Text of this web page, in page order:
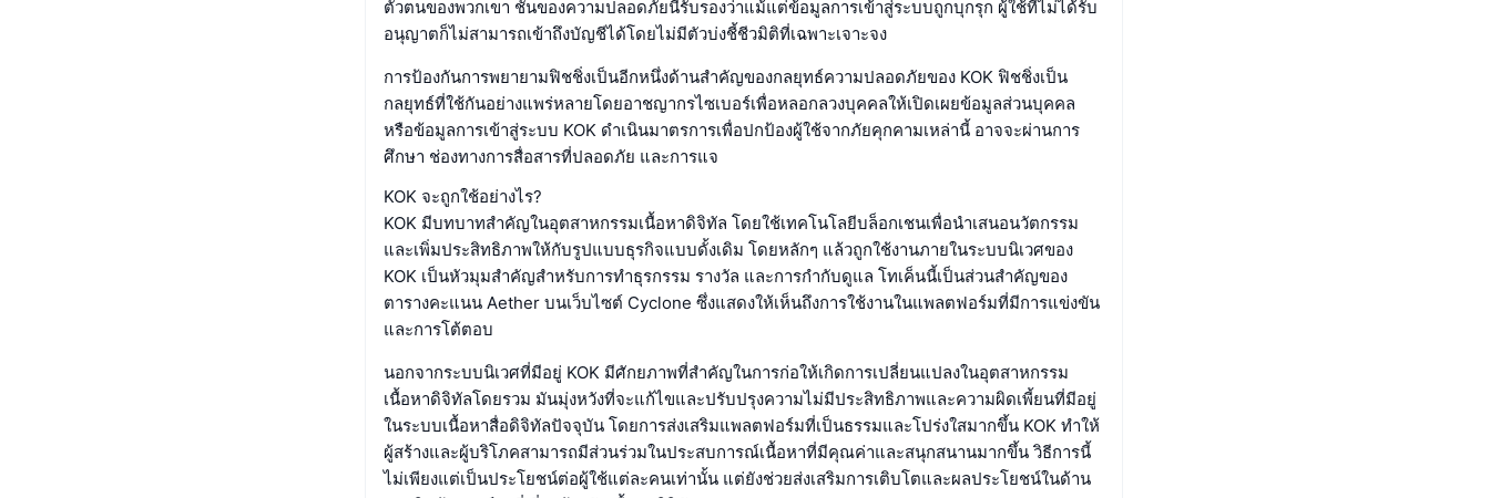
ตัวตนของพวกเขา ชั้นของความปลอดภัยนี้รับรองว่าแม้แต่ข้อมูลการเข้าสู่ระบบถูกบุกรุก ผู้ใช้ที่ไม่ได้รับ
อนุญาตก็ไม่สามารถเข้าถึงบัญชีได้โดยไม่มีตัวบ่งชี้ชีวมิติที่เฉพาะเจาะจง
การป้องกันการพยายามฟิชชิ่งเป็นอีกหนึ่งด้านสำคัญของกลยุทธ์ความปลอดภัยของ KOK ฟิชชิ่งเป็น
กลยุทธ์ที่ใช้กันอย่างแพร่หลายโดยอาชญากรไซเบอร์เพื่อหลอกลวงบุคคลให้เปิดเผยข้อมูลส่วนบุคคล
หรือข้อมูลการเข้าสู่ระบบ KOK ดำเนินมาตรการเพื่อปกป้องผู้ใช้จากภัยคุกคามเหล่านี้ อาจจะผ่านการ
ศึกษา ช่องทางการสื่อสารที่ปลอดภัย และการแจ
KOK จะถูกใช้อย่างไร?
KOK มีบทบาทสำคัญในอุตสาหกรรมเนื้อหาดิจิทัล โดยใช้เทคโนโลยีบล็อกเชนเพื่อนำเสนอนวัตกรรม
และเพิ่มประสิทธิภาพให้กับรูปแบบธุรกิจแบบดั้งเดิม โดยหลักๆ แล้วถูกใช้งานภายในระบบนิเวศของ
KOK เป็นหัวมุมสำคัญสำหรับการทำธุรกรรม รางวัล และการกำกับดูแล โทเค็นนี้เป็นส่วนสำคัญของ
ตารางคะแนน Aether บนเว็บไซต์ Cyclone ซึ่งแสดงให้เห็นถึงการใช้งานในแพลตฟอร์มที่มีการแข่งขัน
และการโต้ตอบ
นอกจากระบบนิเวศที่มีอยู่ KOK มีศักยภาพที่สำคัญในการก่อให้เกิดการเปลี่ยนแปลงในอุตสาหกรรม
เนื้อหาดิจิทัลโดยรวม มันมุ่งหวังที่จะแก้ไขและปรับปรุงความไม่มีประสิทธิภาพและความผิดเพี้ยนที่มีอยู่
ในระบบเนื้อหาสื่อดิจิทัลปัจจุบัน โดยการส่งเสริมแพลตฟอร์มที่เป็นธรรมและโปร่งใสมากขึ้น KOK ทำให้
ผู้สร้างและผู้บริโภคสามารถมีส่วนร่วมในประสบการณ์เนื้อหาที่มีคุณค่าและสนุกสนานมากขึ้น วิธีการนี้
ไม่เพียงแต่เป็นประโยชน์ต่อผู้ใช้แต่ละคนเท่านั้น แต่ยังช่วยส่งเสริมการเติบโตและผลประโยชน์ในด้าน